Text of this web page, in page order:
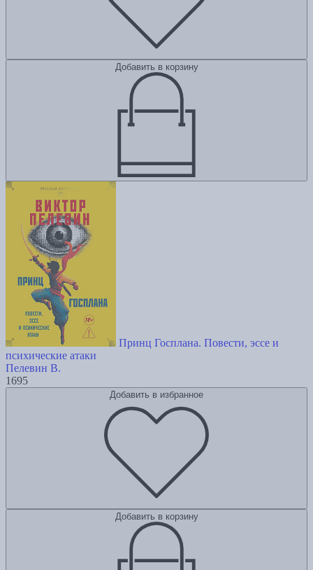
Добавить в корзину
Принц Госплана. Повести, эссе и
психические атаки
Пелевин В.
1695
Добавить в избранное
Добавить в корзину